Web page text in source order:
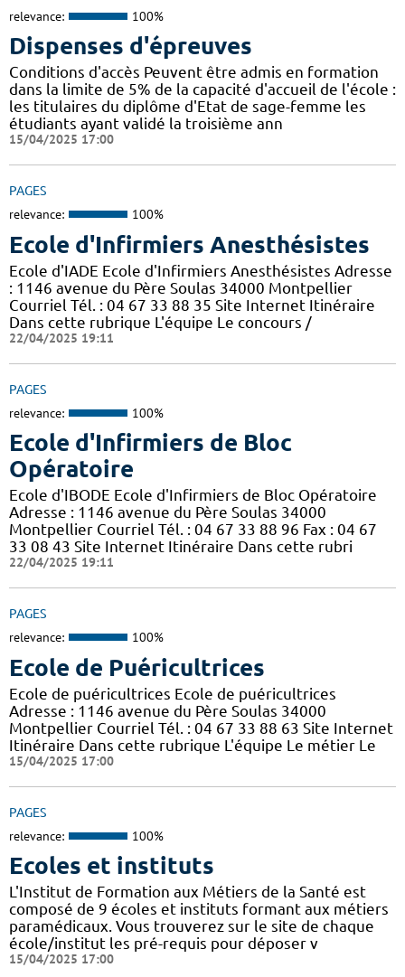
relevance: 100%
Dispenses d'épreuves
Conditions d'accès Peuvent être admis en formation
dans la limite de 5% de la capacité d'accueil de l'école :
les titulaires du diplôme d'Etat de sage-femme les
étudiants ayant validé la troisième ann
15/04/2025 17:00
PAGES
relevance: 100%
Ecole d'Infirmiers Anesthésistes
Ecole d'IADE Ecole d'Infirmiers Anesthésistes Adresse
: 1146 avenue du Père Soulas 34000 Montpellier
Courriel Tél. : 04 67 33 88 35 Site Internet Itinéraire
Dans cette rubrique L'équipe Le concours /
22/04/2025 19:11
PAGES
relevance: 100%
Ecole d'Infirmiers de Bloc
Opératoire
Ecole d'IBODE Ecole d'Infirmiers de Bloc Opératoire
Adresse : 1146 avenue du Père Soulas 34000
Montpellier Courriel Tél. : 04 67 33 88 96 Fax : 04 67
33 08 43 Site Internet Itinéraire Dans cette rubri
22/04/2025 19:11
PAGES
relevance: 100%
Ecole de Puéricultrices
Ecole de puéricultrices Ecole de puéricultrices
Adresse : 1146 avenue du Père Soulas 34000
Montpellier Courriel Tél. : 04 67 33 88 63 Site Internet
Itinéraire Dans cette rubrique L'équipe Le métier Le
15/04/2025 17:00
PAGES
relevance: 100%
Ecoles et instituts
L'Institut de Formation aux Métiers de la Santé est
composé de 9 écoles et instituts formant aux métiers
paramédicaux. Vous trouverez sur le site de chaque
école/institut les pré-requis pour déposer v
15/04/2025 17:00